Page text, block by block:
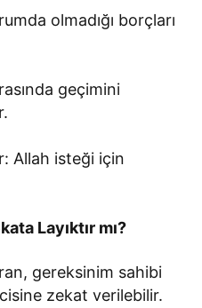
olmadığı borçları
geçimini
Allah isteği için
Layıktır mı?
gereksinim sahibi
zekat verilebilir.